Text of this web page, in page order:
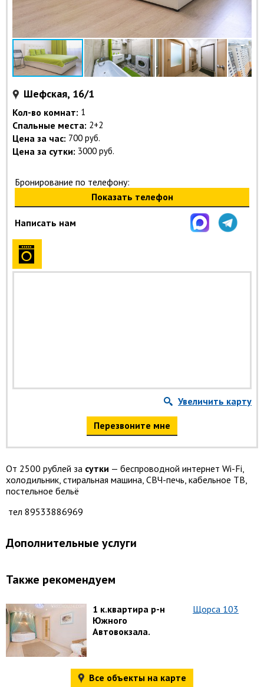
Шефская, 16/1
Кол-во комнат: 1
Спальные места: 2+2
Цена за час: 700 руб.
Цена за сутки: 3000 руб.
Бронирование по телефону:
Показать телефон
Написать нам
Увеличить карту
Перезвоните мне
От 2500 рублей за сутки — беспроводной интернет Wi-Fi,
холодильник, стиральная машина, СВЧ-печь, кабельное ТВ,
постельное бельё
тел 89533886969
Дополнительные услуги
Также рекомендуем
1 к.квартира р-н
Южного
Автовокзала.
Щорса 103
Все объекты на карте